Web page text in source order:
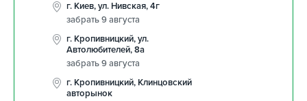
г. Киев, ул. Нивская, 4г
забрать 9 августа
г. Кропивницкий, ул.
Автолюбителей, 8а
забрать 9 августа
г. Кропивницкий, Клинцовский
авторынок